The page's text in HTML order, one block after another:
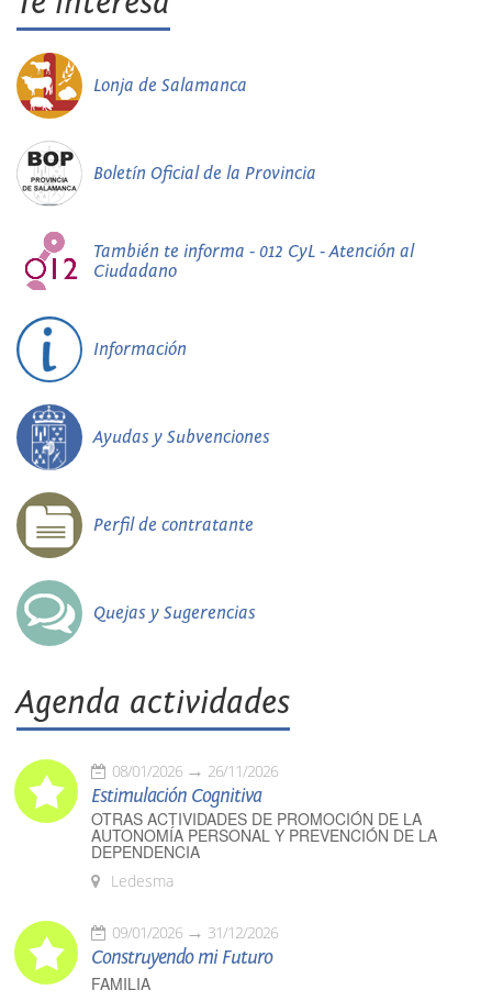
Lonja de Salamanca
Boletín Oficial de la Provincia
También te informa - 012 CyL - Atención al
Ciudadano
Información
Ayudas y Subvenciones
Perfil de contratante
Quejas y Sugerencias
Agenda actividades
08/01/2026 26/11/2026
Estimulación Cognitiva
OTRAS ACTIVIDADES DE PROMOCIÓN DE LA
AUTONOMÍA PERSONAL Y PREVENCIÓN DE LA
DEPENDENCIA
Ledesma
09/01/2026 31/12/2026
Construyendo mi Futuro
FAMILIA